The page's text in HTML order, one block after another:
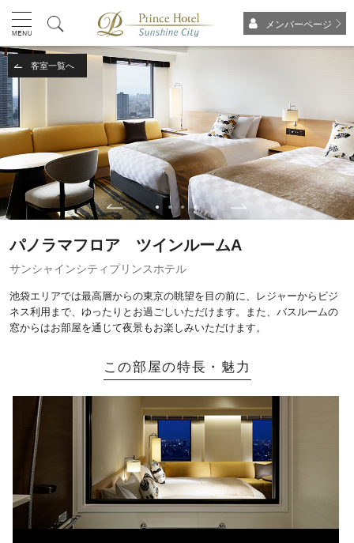
メンバーページ
客室一覧へ
パノラマフロア ツインルームA
サンシャインシティプリンスホテル
池袋エリアでは最高層からの東京の眺望を目の前に、レジャーからビジ
ネス利用まで、ゆったりとお過ごしいただけます。また、バスルームの
窓からはお部屋を通じて夜景もお楽しみいただけます。
この部屋の特長・魅力